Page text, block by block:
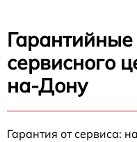
Гарантийные
сервисного
на-Дону
Гарантия от сервиса: